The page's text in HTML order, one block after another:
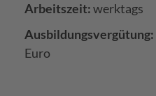
Arbeitszeit:werktags
Ausbildungsvergütung:
Euro